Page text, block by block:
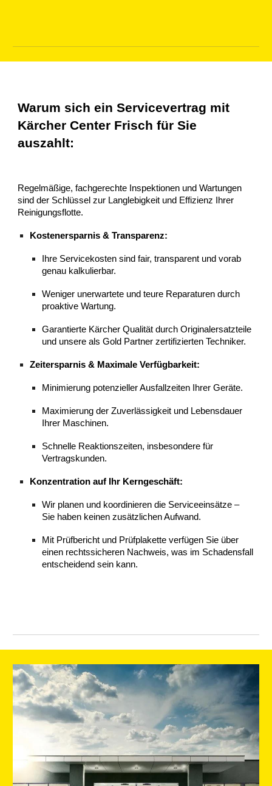
Warum sich ein Servicevertrag mit
Kärcher Center Frisch für Sie
auszahlt:
Regelmäßige, fachgerechte Inspektionen und Wartungen
sind der Schlüssel zur Langlebigkeit und Effizienz Ihrer
Reinigungsflotte.
Kostenersparnis & Transparenz:
Ihre Servicekosten sind fair, transparent und vorab
genau kalkulierbar.
Weniger unerwartete und teure Reparaturen durch
proaktive Wartung.
Garantierte Kärcher Qualität durch Originalersatzteile
und unsere als Gold Partner zertifizierten Techniker.
Zeitersparnis & Maximale Verfügbarkeit:
Minimierung potenzieller Ausfallzeiten Ihrer Geräte.
Maximierung der Zuverlässigkeit und Lebensdauer
Ihrer Maschinen.
Schnelle Reaktionszeiten, insbesondere für
Vertragskunden.
Konzentration auf Ihr Kerngeschäft:
Wir planen und koordinieren die Serviceeinsätze –
Sie haben keinen zusätzlichen Aufwand.
Mit Prüfbericht und Prüfplakette verfügen Sie über
einen rechtssicheren Nachweis, was im Schadensfall
entscheidend sein kann.